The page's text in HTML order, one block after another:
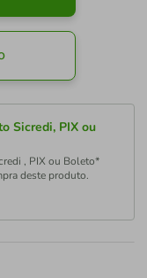
Sicredi, PIX ou
, PIX ou Boleto*
deste produto.